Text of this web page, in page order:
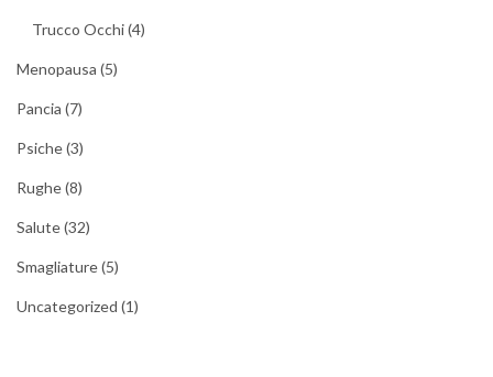
Trucco Occhi(4)
Menopausa (5)
Pancia (7)
Psiche(3)
Rughe(8)
Salute(32)
Smagliature(5)
Uncategorized (1)